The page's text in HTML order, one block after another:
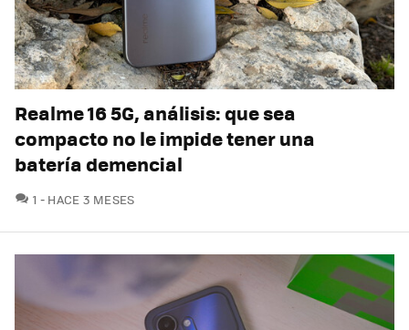
Realme 16 5G, análisis: que sea
compacto no le impide tener una
batería demencial
1 COMENTARIOS
HACE 3 MESES